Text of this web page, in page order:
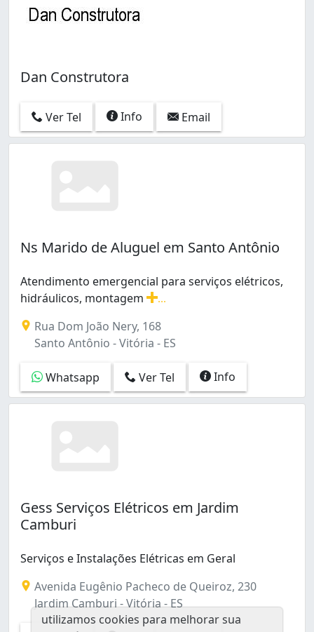
Dan Construtora
Ver Tel Info Email
Ns Marido de Aluguel em Santo Antônio
Atendimento emergencial para serviços elétricos,
hidráulicos, montagem
Rua Dom João Nery, 168
Santo Antônio - Vitória - ES
Whatsapp Ver Tel Info
Gess Serviços Elétricos em Jardim
Camburi
Serviços e Instalações Elétricas em Geral
Avenida Eugênio Pacheco de Queiroz, 230
Jardim Camburi - Vitória - ES
utilizamos cookies para melhorar sua